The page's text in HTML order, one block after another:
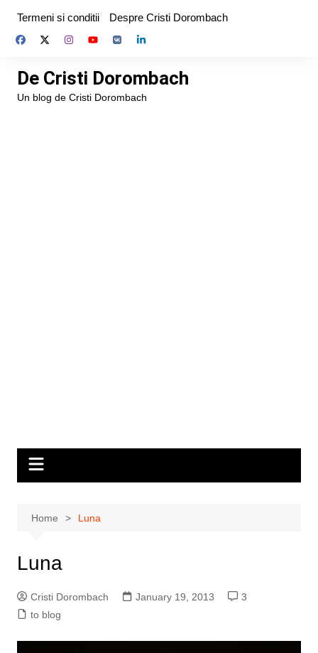
content
Termeni si conditii Despre Cristi Dorombach
De Cristi Dorombach
Un blog de Cristi Dorombach
Home Luna
Luna
Cristi Dorombach January 19, 2013
3
to blog